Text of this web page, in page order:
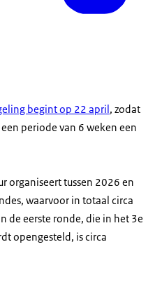
begint op 22 april , zodat
periode van 6 weken een
organiseert tussen 2026 en
waarvoor in totaal circa
de eerste ronde, die in het 3e
opengesteld, is circa